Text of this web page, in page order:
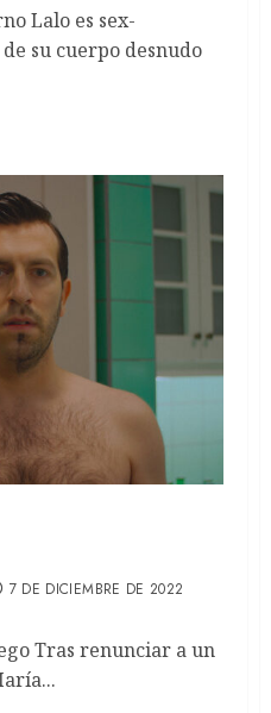
Lalo es sex-
su cuerpo desnudo
7 DE DICIEMBRE DE 2022
Tras renunciar a un